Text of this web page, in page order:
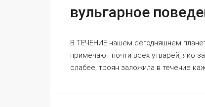
вульгарное
В ТЕЧЕНИЕ нашем сегодняшнем
примечают почти всех утварей, яко
слабее, троян заложила в течение